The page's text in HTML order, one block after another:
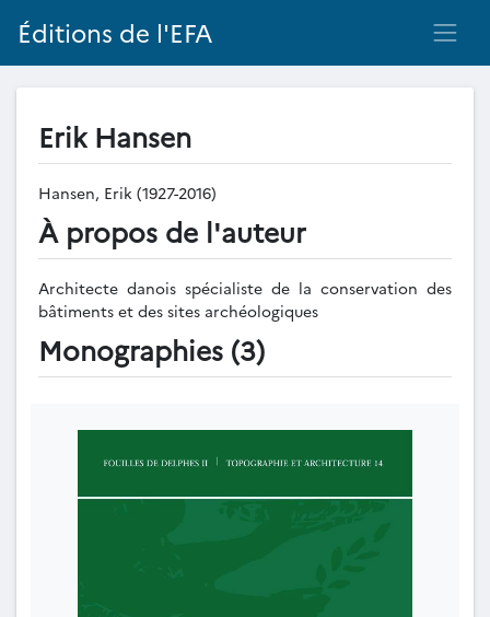
Éditions de l'EFA
Erik Hansen
Hansen, Erik (1927-2016)
À propos de l'auteur
Architecte danois spécialiste de la conservation des
bâtiments et des sites archéologiques
Monographies (3)